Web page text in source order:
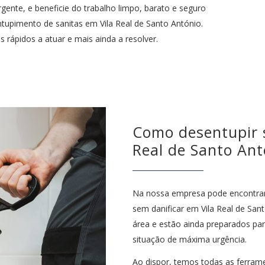
e beneficie do trabalho limpo, barato e seguro
de sanitas em Vila Real de Santo António.
a atuar e mais ainda a resolver.
Como
Real de Santo
Na nossa empresa pode
sem danificar em Vila Real de
área e estão ainda preparados
situação de máxima urgência.
Ao dispor, temos todas as